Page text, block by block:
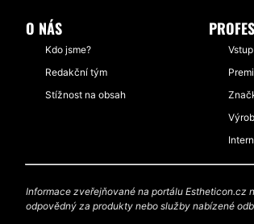
O NÁS
Kdo jsme?
Redakční tým
Stížnost na obsah
Informace zveřejňované na portálu Estheticon.cz
odpovědný za produkty nebo služby nabízené